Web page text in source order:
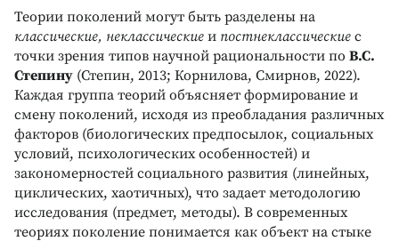
Теории поколений могут быть разделены на
классические, неклассические и постнеклассические с
точки зрения типов научной рациональности по В.С.
Степину (Степин, 2013; Корнилова, Смирнов, 2022).
Каждая группа теорий объясняет формирование и
смену поколений, исходя из преобладания различных
факторов (биологических предпосылок, социальных
условий, психологических особенностей) и
закономерностей социального развития (линейных,
циклических, хаотичных), что задает методологию
исследования (предмет, методы). В современных
теориях поколение понимается как объект на стыке